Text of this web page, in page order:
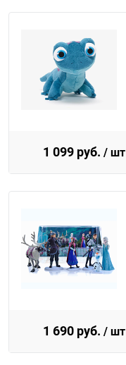
1 099 руб. / шт
1 690 руб. / шт